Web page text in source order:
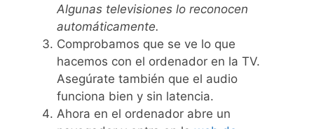
Algunas televisiones lo reconocen
automáticamente.
Comprobamos que se ve lo que
hacemos con el ordenador en la TV.
Asegúrate también que el audio
funciona bien y sin latencia.
Ahora en el ordenador abre un